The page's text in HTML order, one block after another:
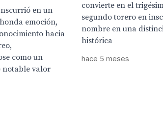
en un
emoción,
hacia
como un
notable valor
convierte en el
segundo torero en
nombre en una
histórica
hace 5 meses